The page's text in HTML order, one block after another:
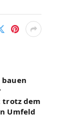
bauen
trotz dem
Umfeld